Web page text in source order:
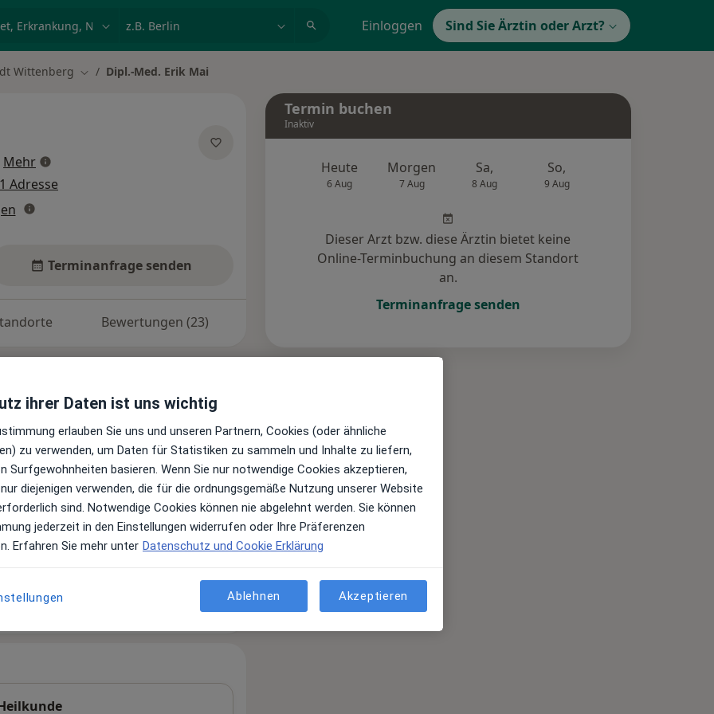
Einloggen Sind Sie Ärztin oder Arzt?
Wittenberg Stadt ändern
Dipl.-Med. Erik Mai
Mehrüber Spezialisierungen
1 Adresse
Terminanfrage senden
Bewertungen (23)
und Kosten
über Leistungen
Termin buchen
Inaktiv
Heute
6 Aug
Morgen
7 Aug
Sa,
8 Aug
So,
9 Aug
Dieser Arzt bzw. diese Ärztin bietet keine
Online-Terminbuchung an diesem Standort
an.
Terminanfrage senden
ihrer Daten ist uns wichtig
erlauben Sie uns und unseren Partnern, Cookies (oder ähnliche
zu verwenden, um Daten für Statistiken zu sammeln und Inhalte zu liefern,
Surfgewohnheiten basieren. Wenn Sie nur notwendige Cookies akzeptieren,
diejenigen verwenden, die für die ordnungsgemäße Nutzung unserer Website
sind. Notwendige Cookies können nie abgelehnt werden. Sie können
jederzeit in den Einstellungen widerrufen oder Ihre Präferenzen
Erfahren Sie mehr unter Datenschutz und Cookie Erklärung
Ablehnen Akzeptieren